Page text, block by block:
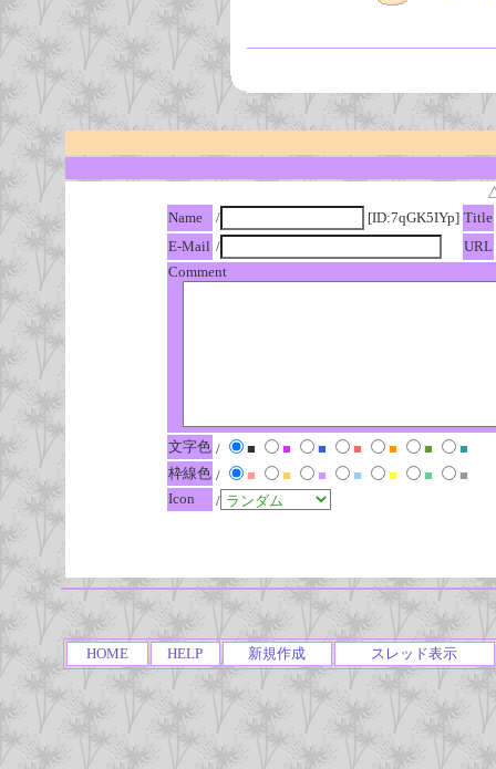
Name
/ [ID:7qGK5IYp] Title
E-Mail /
URL
Comment
文字色 / ■ ■ ■ ■ ■ ■
■
枠線色 / ■ ■ ■ ■ ■ ■
■
Icon
/
HOME HELP 新規作成 スレッド表示